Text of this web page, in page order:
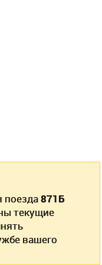
поезда871Б
текущие
вашего